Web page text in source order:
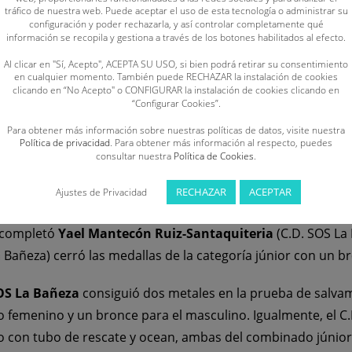
fueron de la mano de
Dragones,Ana Bailón Barrios, en las pruebas de
convirtió en la deportista destacada de la comunidad,
SalgadoeIrene Calvo Julián(ambas del C.D.S.
con ski de salvamento y un bronce en ocean de
de salvamento y ocupó la tercera plaza en sprint.
se subió al pódium con un tercer puesto en carrera con
Yael Mantecón Ruiz-Santaquiteria (C.D. SOS
Bañeza) cerró las medallas de la categoría júnior con un
La Bañeza consiguió dos metales en la prueba de
y un bronce para el masculino. Igualmente, el
tubo de rescate y ocean, ambas del combinado
tráfico de nuestra web. Puede aceptar el uso de esta tecnología o administrar su
configuración y poder rechazarla, y así controlar completamente qué
información se recopila y gestiona a través de los botones habilitados al efecto.
Al clicar en "Sí, Acepto", ACEPTA SU USO, si bien podrá retirar su consentimiento
en cualquier momento. También puede RECHAZAR la instalación de cookies
clicando en “No Acepto" o CONFIGURAR la instalación de cookies clicando en
“Configurar Cookies”.
Para obtener más información sobre nuestras políticas de datos, visite nuestra
Política de privacidad. Para obtener más información al respecto, puedes
consultar nuestra Política de Cookies.
Ajustes de Privacidad RECHAZAR ACEPTAR